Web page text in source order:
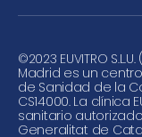
©2023 EUVITRO
Madrid es un
de Sanidad de la
CS14000. La clínica
sanitario
Generalitat de